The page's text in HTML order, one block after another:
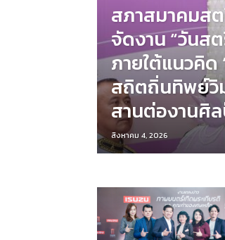
สภาสมาคมส
จัดงาน “วันส
ภายใต้แนวคิ
สถิตถิ่นทิพย์วิ
สานต่องานศิ
สิงหาคม 4, 2026